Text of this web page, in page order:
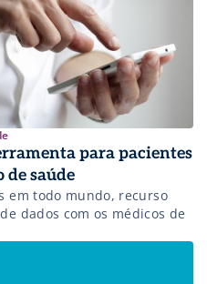
para pacientes
registrarem seu histórico de saúde
em todo mundo, recurso
dados com os médicos de